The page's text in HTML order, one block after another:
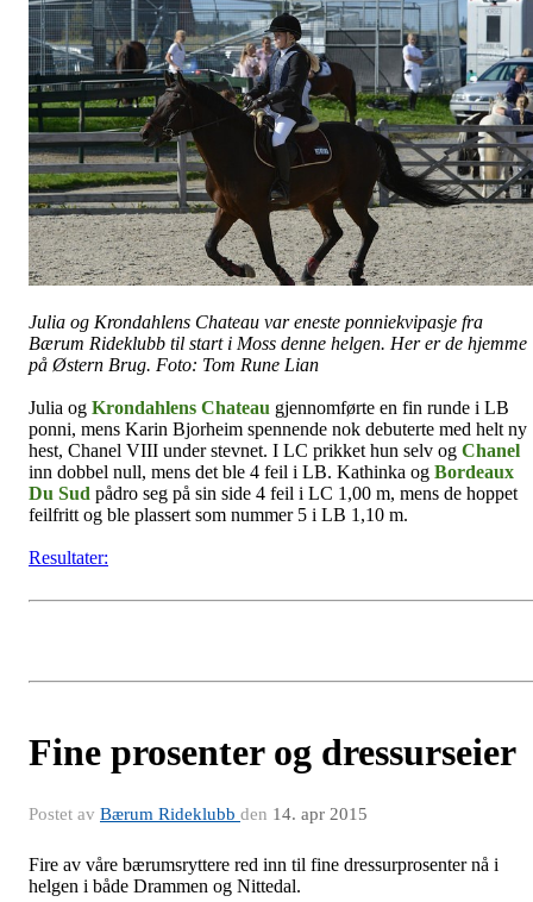
Julia og Krondahlens Chateau var eneste ponniekvipasje fra
Bærum Rideklubb til start i Moss denne helgen. Her er de hjemme
på Østern Brug. Foto: Tom Rune Lian
Julia og Krondahlens Chateau gjennomførte en fin runde i LB
ponni, mens Karin Bjorheim spennende nok debuterte med helt ny
hest, Chanel VIII under stevnet. I LC prikket hun selv og Chanel
inn dobbel null, mens det ble 4 feil i LB. Kathinka og Bordeaux
Du Sud pådro seg på sin side 4 feil i LC 1,00 m, mens de hoppet
feilfritt og ble plassert som nummer 5 i LB 1,10 m.
Resultater:
Fine prosenter og dressurseier
Postet av Bærum Rideklubb den 14. apr 2015
Fire av våre bærumsryttere red inn til fine dressurprosenter nå i
helgen i både Drammen og Nittedal.